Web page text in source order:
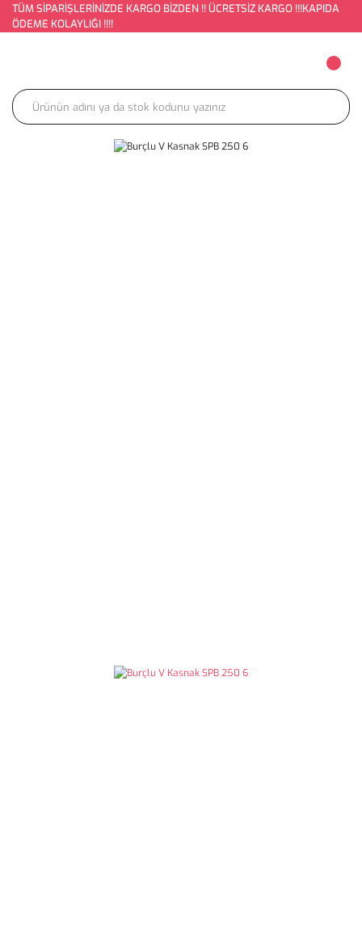
TÜM SİPARİŞLERİNİZDE KARGO BİZDEN !! ÜCRETSİZ KARGO !!!KAPIDA
ÖDEME KOLAYLIĞI !!!!